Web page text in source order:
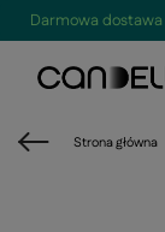
Darmowa dostawa
Strona główna